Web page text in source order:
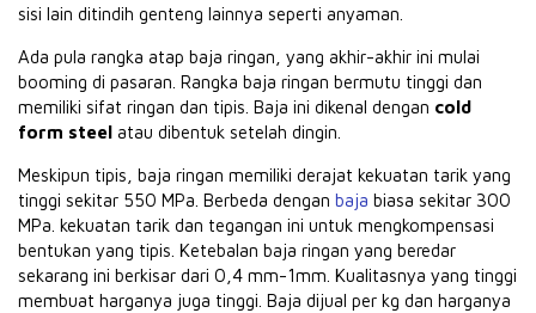
sisi lain ditindih genteng lainnya seperti anyaman.
Ada pula rangka atap baja ringan, yang akhir-akhir ini mulai
booming di pasaran. Rangka baja ringan bermutu tinggi dan
memiliki sifat ringan dan tipis. Baja ini dikenal dengan cold
form steel atau dibentuk setelah dingin.
Meskipun tipis, baja ringan memiliki derajat kekuatan tarik yang
tinggi sekitar 550 MPa. Berbeda dengan baja biasa sekitar 300
MPa. kekuatan tarik dan tegangan ini untuk mengkompensasi
bentukan yang tipis. Ketebalan baja ringan yang beredar
sekarang ini berkisar dari 0,4 mm-1mm. Kualitasnya yang tinggi
membuat harganya juga tinggi. Baja dijual per kg dan harganya